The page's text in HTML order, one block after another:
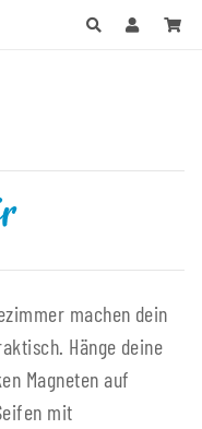
machen dein
Hänge deine
Magneten auf
mit